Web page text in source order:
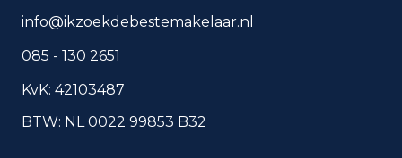
plaatscijfers, handig voor een snelle
Hoeveel inwoners heeft
info@ikzoekdebestemakelaar.nl
085 - 130 2651
KvK: 42103487
BTW: NL 0022 99853 B32